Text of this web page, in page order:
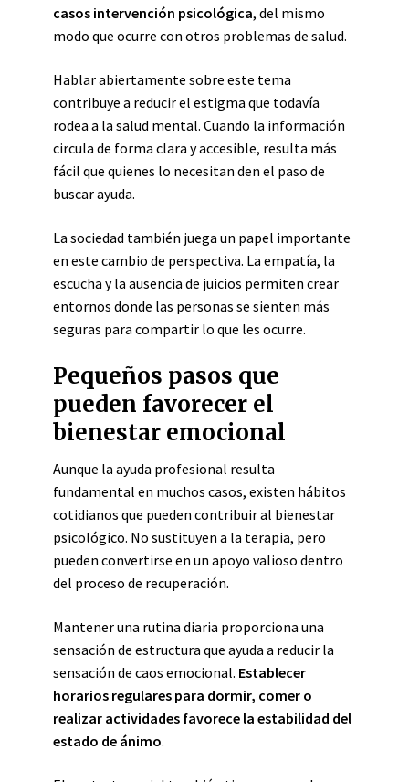
casos intervención psicológica, del mismo
modo que ocurre con otros problemas de salud.
Hablar abiertamente sobre este tema
contribuye a reducir el estigma que todavía
rodea a la salud mental. Cuando la información
circula de forma clara y accesible, resulta más
fácil que quienes lo necesitan den el paso de
buscar ayuda.
La sociedad también juega un papel importante
en este cambio de perspectiva. La empatía, la
escucha y la ausencia de juicios permiten crear
entornos donde las personas se sienten más
seguras para compartir lo que les ocurre.
Pequeños pasos que
pueden favorecer el
bienestar emocional
Aunque la ayuda profesional resulta
fundamental en muchos casos, existen hábitos
cotidianos que pueden contribuir al bienestar
psicológico. No sustituyen a la terapia, pero
pueden convertirse en un apoyo valioso dentro
del proceso de recuperación.
Mantener una rutina diaria proporciona una
sensación de estructura que ayuda a reducir la
sensación de caos emocional. Establecer
horarios regulares para dormir, comer o
realizar actividades favorece la estabilidad del
estado de ánimo.